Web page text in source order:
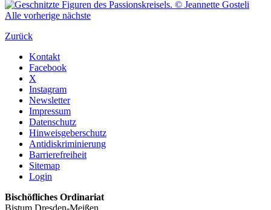
Alle vorherige nächste
Zurück
Kontakt
Facebook
X
Instagram
Newsletter
Impressum
Datenschutz
Hinweisgeberschutz
Antidiskriminierung
Barrierefreiheit
Sitemap
Login
Bischöfliches Ordinariat
Bistum Dresden-Meißen